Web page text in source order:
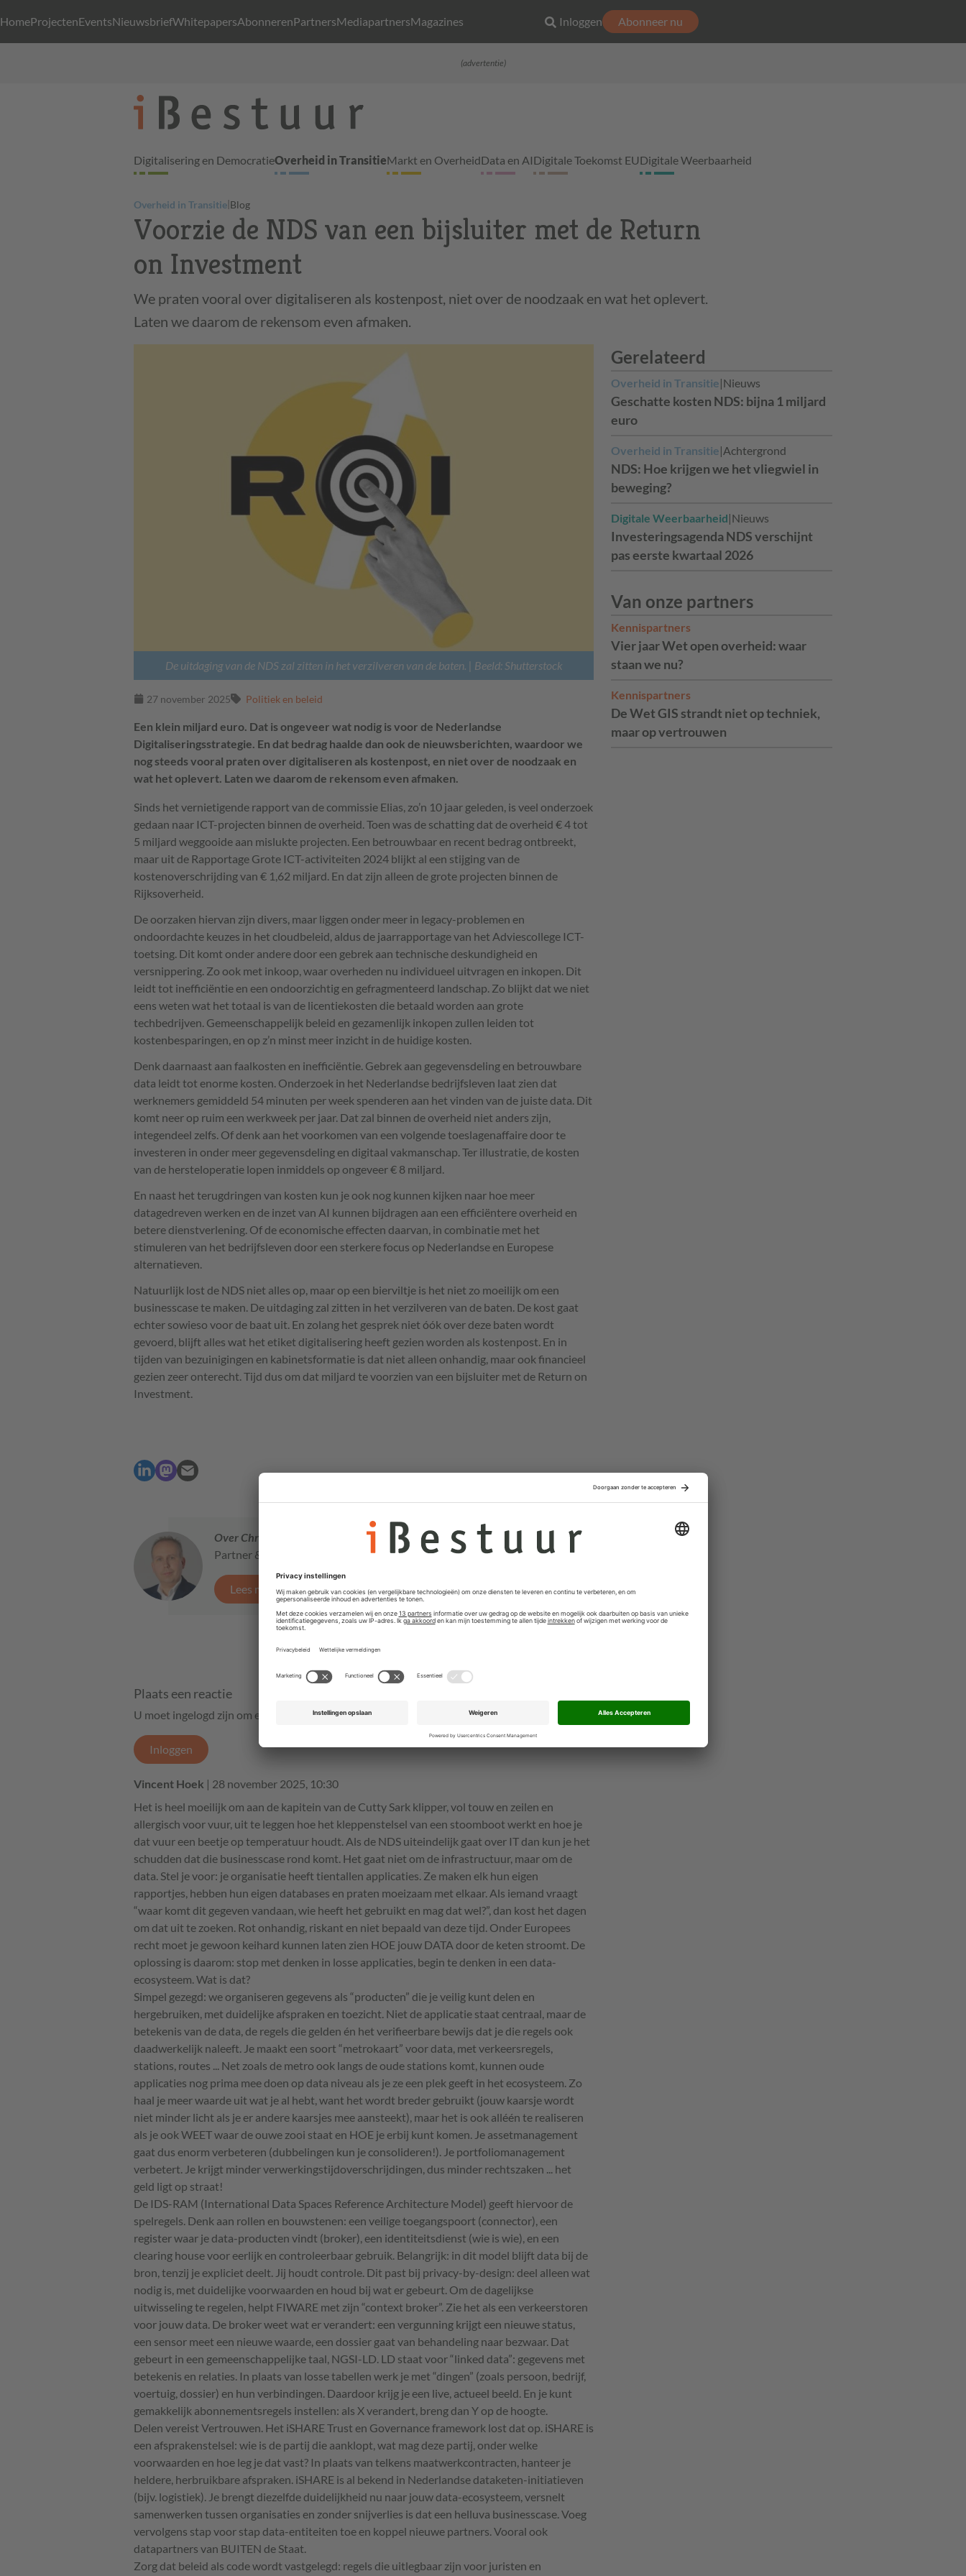
HomeProjectenEventsNieuwsbriefWhitepapersAbonnerenPartnersMediapartnersMagazines Inloggen Abonneer nu
(advertentie)
Digitalisering en DemocratieOverheid in TransitieMarkt en OverheidData en AIDigitale Toekomst EUDigitale Weerbaarheid
Overheid in Transitie|Blog
Voorzie de NDS van een bijsluiter met de Return
on Investment
We praten vooral over digitaliseren als kostenpost, niet over de noodzaak en wat het oplevert.
Laten we daarom de rekensom even afmaken.
De uitdaging van de NDS zal zitten in het verzilveren van de baten. | Beeld: Shutterstock
27 november 2025 Politiek en beleid
Gerelateerd
Overheid in Transitie|Nieuws
Geschatte kosten NDS: bijna 1 miljard
euro
Overheid in Transitie|Achtergrond
NDS: Hoe krijgen we het vliegwiel in
beweging?
Digitale Weerbaarheid|Nieuws
Investeringsagenda NDS verschijnt
pas eerste kwartaal 2026
Van onze partners
Kennispartners
Vier jaar Wet open overheid: waar
staan we nu?
Kennispartners
De Wet GIS strandt niet op techniek,
maar op vertrouwen
Een klein miljard euro. Dat is ongeveer wat nodig is voor de Nederlandse
Digitaliseringsstrategie. En dat bedrag haalde dan ook de nieuwsberichten, waardoor we
nog steeds vooral praten over digitaliseren als kostenpost, en niet over de noodzaak en
wat het oplevert. Laten we daarom de rekensom even afmaken.
Sinds het vernietigende rapport van de commissie Elias, zo’n 10 jaar geleden, is veel onderzoek
gedaan naar ICT-projecten binnen de overheid. Toen was de schatting dat de overheid € 4 tot
5 miljard weggooide aan mislukte projecten. Een betrouwbaar en recent bedrag ontbreekt,
maar uit de Rapportage Grote ICT-activiteiten 2024 blijkt al een stijging van de
kostenoverschrijding van € 1,62 miljard. En dat zijn alleen de grote projecten binnen de
Rijksoverheid.
De oorzaken hiervan zijn divers, maar liggen onder meer in legacy-problemen en
ondoordachte keuzes in het cloudbeleid, aldus de jaarrapportage van het Adviescollege ICT-
toetsing. Dit komt onder andere door een gebrek aan technische deskundigheid en
versnippering. Zo ook met inkoop, waar overheden nu individueel uitvragen en inkopen. Dit
leidt tot inefficiëntie en een ondoorzichtig en gefragmenteerd landschap. Zo blijkt dat we niet
eens weten wat het totaal is van de licentiekosten die betaald worden aan grote
techbedrijven. Gemeenschappelijk beleid en gezamenlijk inkopen zullen leiden tot
kostenbesparingen, en op z’n minst meer inzicht in de huidige kosten.
Denk daarnaast aan faalkosten en inefficiëntie. Gebrek aan gegevensdeling en betrouwbare
data leidt tot enorme kosten. Onderzoek in het Nederlandse bedrijfsleven laat zien dat
werknemers gemiddeld 54 minuten per week spenderen aan het vinden van de juiste data. Dit
komt neer op ruim een werkweek per jaar. Dat zal binnen de overheid niet anders zijn,
integendeel zelfs. Of denk aan het voorkomen van een volgende toeslagenaffaire door te
investeren in onder meer gegevensdeling en digitaal vakmanschap. Ter illustratie, de kosten
van de hersteloperatie lopen inmiddels op ongeveer € 8 miljard.
En naast het terugdringen van kosten kun je ook nog kunnen kijken naar hoe meer
datagedreven werken en de inzet van AI kunnen bijdragen aan een efficiëntere overheid en
betere dienstverlening. Of de economische effecten daarvan, in combinatie met het
stimuleren van het bedrijfsleven door een sterkere focus op Nederlandse en Europese
alternatieven.
Natuurlijk lost de NDS niet alles op, maar op een bierviltje is het niet zo moeilijk om een
businesscase te maken. De uitdaging zal zitten in het verzilveren van de baten. De kost gaat
echter sowieso voor de baat uit. En zolang het gesprek niet óók over deze baten wordt
gevoerd, blijft alles wat het etiket digitalisering heeft gezien worden als kostenpost. En in
tijden van bezuinigingen en kabinetsformatie is dat niet alleen onhandig, maar ook financieel
gezien zeer onterecht. Tijd dus om dat miljard te voorzien van een bijsluiter met de Return on
Investment.
Over Christian Verhagen
Partner &amp; management consultant bij Highberg
Lees meer van Christian Verhagen
Plaats een reactie
U moet ingelogd zijn om een reactie te kunnen plaatsen.
Inloggen
Vincent Hoek | 28 november 2025, 10:30
Het is heel moeilijk om aan de kapitein van de Cutty Sark klipper, vol touw en zeilen en
allergisch voor vuur, uit te leggen hoe het kleppenstelsel van een stoomboot werkt en hoe je
dat vuur een beetje op temperatuur houdt. Als de NDS uiteindelijk gaat over IT dan kun je het
schudden dat die businesscase rond komt. Het gaat niet om de infrastructuur, maar om de
data. Stel je voor: je organisatie heeft tientallen applicaties. Ze maken elk hun eigen
rapportjes, hebben hun eigen databases en praten moeizaam met elkaar. Als iemand vraagt
“waar komt dit gegeven vandaan, wie heeft het gebruikt en mag dat wel?”, dan kost het dagen
om dat uit te zoeken. Rot onhandig, riskant en niet bepaald van deze tijd. Onder Europees
recht moet je gewoon keihard kunnen laten zien HOE jouw DATA door de keten stroomt. De
oplossing is daarom: stop met denken in losse applicaties, begin te denken in een data-
ecosysteem. Wat is dat?
Simpel gezegd: we organiseren gegevens als “producten” die je veilig kunt delen en
hergebruiken, met duidelijke afspraken en toezicht. Niet de applicatie staat centraal, maar de
betekenis van de data, de regels die gelden én het verifieerbare bewijs dat je die regels ook
daadwerkelijk naleeft. Je maakt een soort “metrokaart” voor data, met verkeersregels,
stations, routes ... Net zoals de metro ook langs de oude stations komt, kunnen oude
applicaties nog prima mee doen op data niveau als je ze een plek geeft in het ecosysteem. Zo
haal je meer waarde uit wat je al hebt, want het wordt breder gebruikt (jouw kaarsje wordt
niet minder licht als je er andere kaarsjes mee aansteekt), maar het is ook alléén te realiseren
als je ook WEET waar de ouwe zooi staat en HOE je erbij kunt komen. Je assetmanagement
gaat dus enorm verbeteren (dubbelingen kun je consolideren!). Je portfoliomanagement
verbetert. Je krijgt minder verwerkingstijdoverschrijdingen, dus minder rechtszaken ... het
geld ligt op straat!
De IDS-RAM (International Data Spaces Reference Architecture Model) geeft hiervoor de
spelregels. Denk aan rollen en bouwstenen: een veilige toegangspoort (connector), een
register waar je data-producten vindt (broker), een identiteitsdienst (wie is wie), en een
clearing house voor eerlijk en controleerbaar gebruik. Belangrijk: in dit model blijft data bij de
bron, tenzij je expliciet deelt. Jij houdt controle. Dit past bij privacy-by-design: deel alleen wat
nodig is, met duidelijke voorwaarden en houd bij wat er gebeurt. Om de dagelijkse
uitwisseling te regelen, helpt FIWARE met zijn “context broker”. Zie het als een verkeerstoren
voor jouw data. De broker weet wat er verandert: een vergunning krijgt een nieuwe status,
een sensor meet een nieuwe waarde, een dossier gaat van behandeling naar bezwaar. Dat
gebeurt in een gemeenschappelijke taal, NGSI-LD. LD staat voor “linked data”: gegevens met
betekenis en relaties. In plaats van losse tabellen werk je met “dingen” (zoals persoon, bedrijf,
voertuig, dossier) en hun verbindingen. Daardoor krijg je een live, actueel beeld. En je kunt
gemakkelijk abonnementsregels instellen: als X verandert, breng dan Y op de hoogte.
Delen vereist Vertrouwen. Het iSHARE Trust en Governance framework lost dat op. iSHARE is
een afsprakenstelsel: wie is de partij die aanklopt, wat mag deze partij, onder welke
voorwaarden en hoe leg je dat vast? In plaats van telkens maatwerkcontracten, hanteer je
heldere, herbruikbare afspraken. iSHARE is al bekend in Nederlandse dataketen-initiatieven
(bijv. logistiek). Je brengt diezelfde duidelijkheid nu naar jouw data-ecosysteem, versnelt
samenwerken tussen organisaties en zonder snijverlies is dat een helluva businesscase. Voeg
vervolgens stap voor stap data-entiteiten toe en koppel nieuwe partners. Vooral ook
datapartners van BUITEN de Staat.
Zorg dat beleid als code wordt vastgelegd: regels die uitlegbaar zijn voor juristen en